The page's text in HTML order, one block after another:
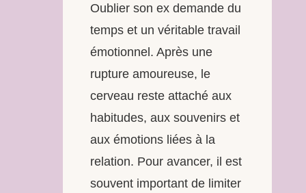
Oublier son ex demande du
temps et un véritable travail
émotionnel. Après une
rupture amoureuse, le
cerveau reste attaché aux
habitudes, aux souvenirs et
aux émotions liées à la
relation. Pour avancer, il est
souvent important de limiter